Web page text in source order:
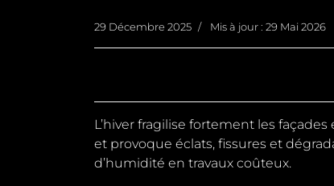
29 Décembre 2025 Mis à jour : 29 Mai 2026
L’hiver fragilise fortement les
et provoque éclats, fissures et
d’humidité en travaux coûteux.